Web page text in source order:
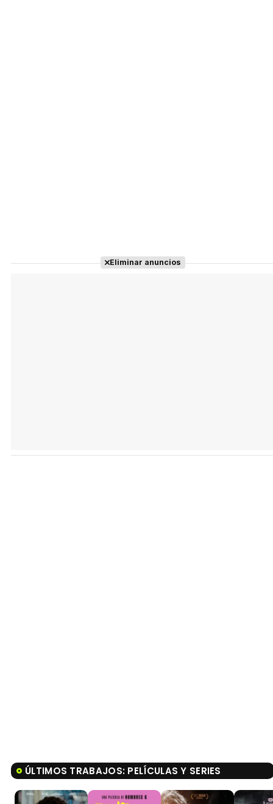
Eliminar anuncios
ÚLTIMOS TRABAJOS: PELÍCULAS Y SERIES